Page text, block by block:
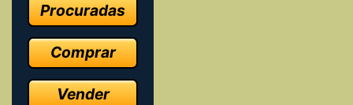
Procuradas
Comprar
Vender